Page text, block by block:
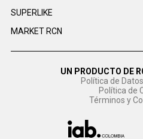
SUPERLIKE
MARKET RCN
UN PRODUCTO DE
Política de
Política de
Términos y